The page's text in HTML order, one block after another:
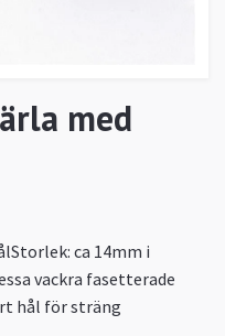
med
ca 14mm i
vackra fasetterade
hål för sträng